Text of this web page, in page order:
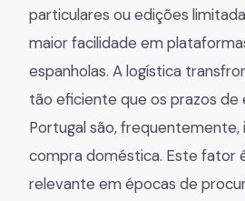
particulares ou edições
maior facilidade em
espanholas. A logística
tão eficiente que os prazos de
Portugal são, frequentemente,
compra doméstica. Este fator
relevante em épocas de